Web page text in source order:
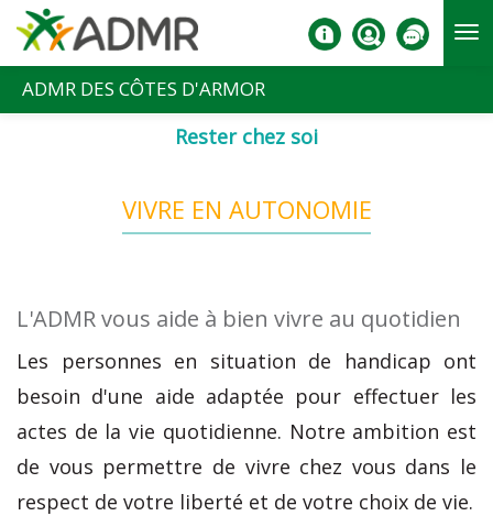
Aller au contenu principal
ADMR DES CÔTES D'ARMOR
Rester chez soi
VIVRE EN AUTONOMIE
L'ADMR vous aide à bien vivre au quotidien
Les personnes en situation de handicap ont
besoin d'une aide adaptée pour effectuer les
actes de la vie quotidienne. Notre ambition est
de vous permettre de vivre chez vous dans le
respect de votre liberté et de votre choix de vie.